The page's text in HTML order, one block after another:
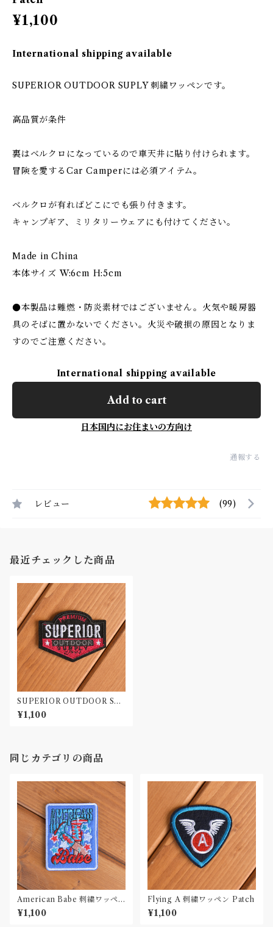
¥1,100
International shipping available
SUPERIOR OUTDOOR SUPLY 刺繍ワッペンです。
高品質が条件
裏はベルクロになっているので車天井に貼り付けられます。
冒険を愛するCar Camperには必須アイテム。
ベルクロが有ればどこにでも張り付きます。
キャンプギア、ミリタリーウェアにも付けてください。
Made in China
本体サイズ W:6cm H:5cm
●本製品は難燃・防炎素材ではございません。火気や暖房器
具のそばに置かないでください。火災や破損の原因となりま
すのでご注意ください。
International shipping available
Add to cart
日本国内にお住まいの方向け
通報する
レビュー (99)
最近チェックした商品
SUPERIOR OUTDOOR SU
PLY 刺繍ワッペン Patch
¥1,100
同じカテゴリの商品
American Babe 刺繍ワッペ
ン Patch
¥1,100
Flying A 刺繍ワッペン Patch
¥1,100